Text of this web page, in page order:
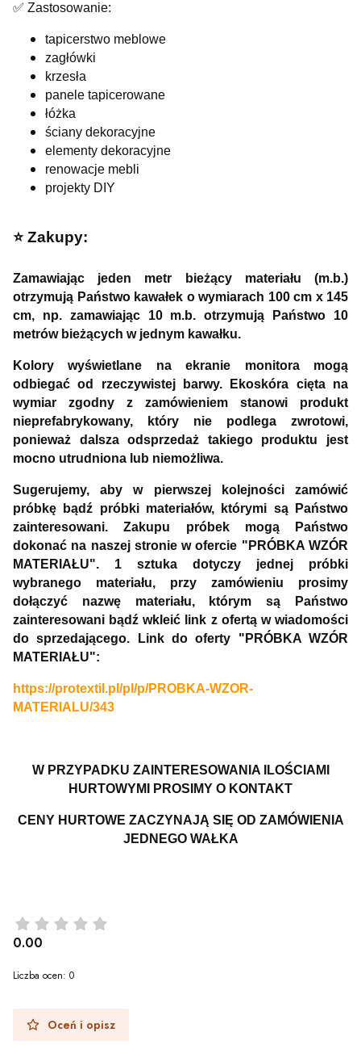
✅ Zastosowanie:
tapicerstwo meblowe
zagłówki
krzesła
panele tapicerowane
łóżka
ściany dekoracyjne
elementy dekoracyjne
renowacje mebli
projekty DIY
⭐️ Zakupy:
Zamawiając jeden metr bieżący materiału (m.b.)
otrzymują Państwo kawałek o wymiarach 100 cm x 145
cm, np. zamawiając 10 m.b. otrzymują Państwo 10
metrów bieżących w jednym kawałku.
Kolory wyświetlane na ekranie monitora mogą
odbiegać od rzeczywistej barwy. Ekoskóra cięta na
wymiar zgodny z zamówieniem stanowi produkt
nieprefabrykowany, który nie podlega zwrotowi,
ponieważ dalsza odsprzedaż takiego produktu jest
mocno utrudniona lub niemożliwa.
Sugerujemy, aby w pierwszej kolejności zamówić
próbkę bądź próbki materiałów, którymi są Państwo
zainteresowani. Zakupu próbek mogą Państwo
dokonać na naszej stronie w ofercie "PRÓBKA WZÓR
MATERIAŁU". 1 sztuka dotyczy jednej próbki
wybranego materiału, przy zamówieniu prosimy
dołączyć nazwę materiału, którym są Państwo
zainteresowani bądź wkleić link z ofertą w wiadomości
do sprzedającego. Link do oferty "PRÓBKA WZÓR
MATERIAŁU":
https://protextil.pl/pl/p/PROBKA-WZOR-
MATERIALU/343
W PRZYPADKU ZAINTERESOWANIA ILOŚCIAMI
HURTOWYMI PROSIMY O KONTAKT
CENY HURTOWE ZACZYNAJĄ SIĘ OD ZAMÓWIENIA
JEDNEGO WAŁKA
0.00
Liczba ocen: 0
Oceń i opisz